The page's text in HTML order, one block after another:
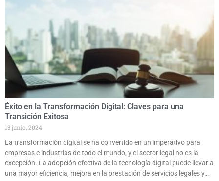
Éxito en la Transformación Digital: Claves para una
Transición Exitosa
13 junio, 2024
La transformación digital se ha convertido en un imperativo para
empresas e industrias de todo el mundo, y el sector legal no es la
excepción. La adopción efectiva de la tecnología digital puede llevar a
una mayor eficiencia, mejora en la prestación de servicios legales y…